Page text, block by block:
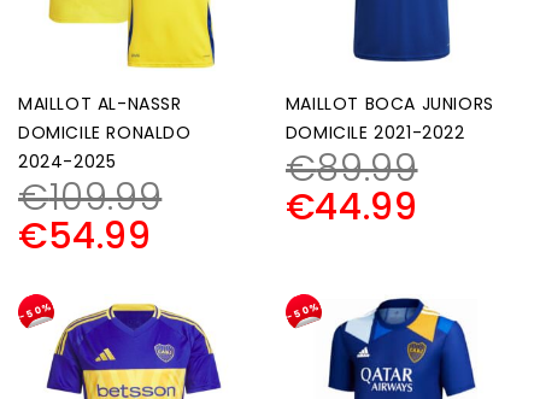
MAILLOT AL-NASSR
DOMICILE RONALDO
2024-2025
€109.99
€54.99
MAILLOT BOCA JUNIORS
DOMICILE 2021-2022
€89.99
€44.99
-50% -50%